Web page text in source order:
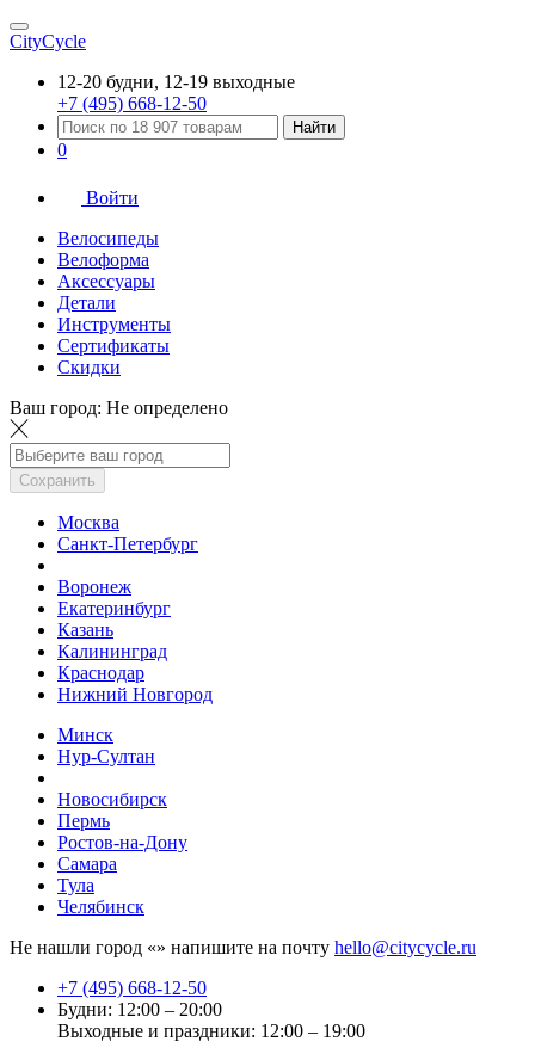
CityCycle
12-20 будни, 12-19 выходные
+7 (495) 668-12-50
Найти
0
Войти
Велосипеды
Велоформа
Аксессуары
Детали
Инструменты
Сертификаты
Скидки
Ваш город: Не определено
Сохранить
Москва
Санкт-Петербург
Воронеж
Екатеринбург
Казань
Калининград
Краснодар
Нижний Новгород
Минск
Нур-Султан
Новосибирск
Пермь
Ростов-на-Дону
Самара
Тула
Челябинск
Не нашли город «» напишите на почту hello@citycycle.ru
+7 (495) 668-12-50
Будни: 12:00 – 20:00
Выходные и праздники: 12:00 – 19:00